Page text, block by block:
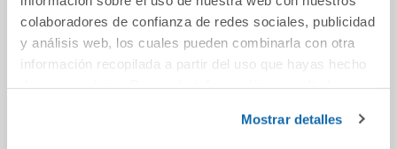
colaboradores de confianza de redes sociales, publicidad
y análisis web, los cuales pueden combinarla con otra
información recopilada a partir del uso que hayas hecho
Mostrar detalles
SMILE
20,90€
La quimio jugando
se pasa volando
19,90€
Comprar